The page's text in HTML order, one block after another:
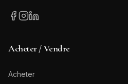
Acheter / Vendre
Acheter